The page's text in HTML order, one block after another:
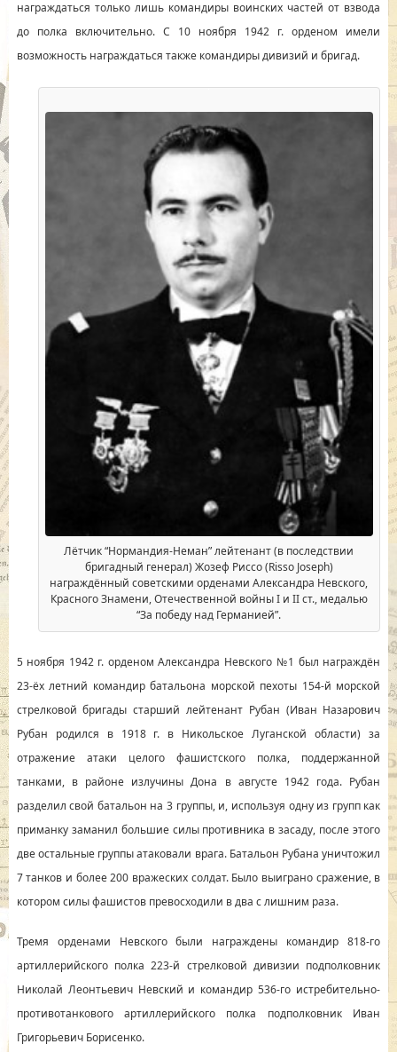
награждаться только лишь командиры воинских частей от взвода
до полка включительно. С 10 ноября 1942 г. орденом имели
возможность награждаться также командиры дивизий и бригад.
Лётчик “Нормандия-Неман” лейтенант (в последствии
бригадный генерал) Жозеф Риссо (Risso Joseph)
награждённый советскими орденами Александра Невского,
Красного Знамени, Отечественной войны I и II ст., медалью
“За победу над Германией”.
5 ноября 1942 г. орденом Александра Невского №1 был награждён
23-ёх летний командир батальона морской пехоты 154-й морской
стрелковой бригады старший лейтенант Рубан (Иван Назарович
Рубан родился в 1918 г. в Никольское Луганской области) за
отражение атаки целого фашистского полка, поддержанной
танками, в районе излучины Дона в августе 1942 года. Рубан
разделил свой батальон на 3 группы, и, используя одну из групп как
приманку заманил большие силы противника в засаду, после этого
две остальные группы атаковали врага. Батальон Рубана уничтожил
7 танков и более 200 вражеских солдат. Было выиграно сражение, в
котором силы фашистов превосходили в два с лишним раза.
Тремя орденами Невского были награждены командир 818-го
артиллерийского полка 223-й стрелковой дивизии подполковник
Николай Леонтьевич Невский и командир 536-го истребительно-
противотанкового артиллерийского полка подполковник Иван
Григорьевич Борисенко.